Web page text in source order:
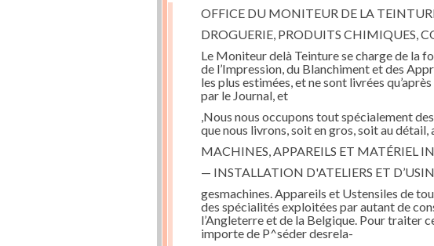
OFFICE DU MONITEUR DE LA
DROGUERIE, PRODUITS CHIMIQUES,
Le Moniteur delà Teinture se charge de la
de l’Impression, du Blanchiment et des
les plus estimées, et ne sont livrées
par le Journal, et
,Nous nous occupons tout spécialement
que nous livrons, soit en gros, soit au détail,
MACHINES, APPAREILS ET MATÉRIEL
— INSTALLATION D'ATELIERS ET
gesmachines. Appareils et Ustensiles de
des spécialités exploitées par autant de
l’Angleterre et de la Belgique. Pour traiter
importe de P^séder desrela-